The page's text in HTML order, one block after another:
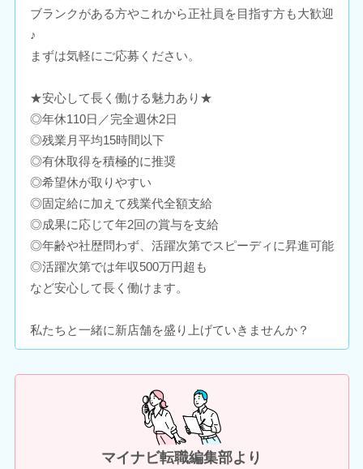
ブランクがある方やこれから正社員を目指す方も大歓迎
♪
まずは気軽にご応募ください。
★安心して長く働ける魅力あり★
◎年休110日／完全週休2日
◎残業月平均15時間以下
◎有休取得を積極的に推奨
◎希望休が取りやすい
◎固定給に加えて残業代全額支給
◎成果に応じて年2回の賞与を支給
◎年齢や社歴問わず、活躍次第でスピーディに昇進可能
◎活躍次第では年収500万円超も
など安心して長く働けます。
私たちと一緒に新店舗を盛り上げていきませんか？
マイナビ転職編集部より